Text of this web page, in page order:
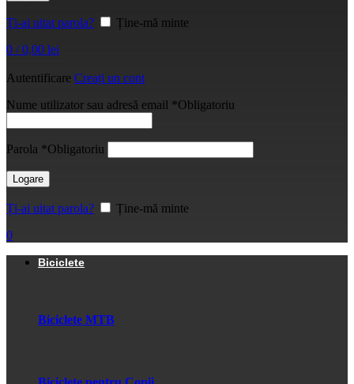
Ți-ai uitat parola?
Ține-mă minte
0 / 0,00 lei
Autentificare Creați un cont
Nume utilizator sau adresă email *Obligatoriu
Parola *Obligatoriu
Logare
Ți-ai uitat parola?
Ține-mă minte
0
Biciclete
Biciclete MTB